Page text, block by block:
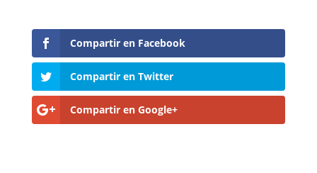
Compartir en Facebook
Compartir en Twitter
Compartir en Google+